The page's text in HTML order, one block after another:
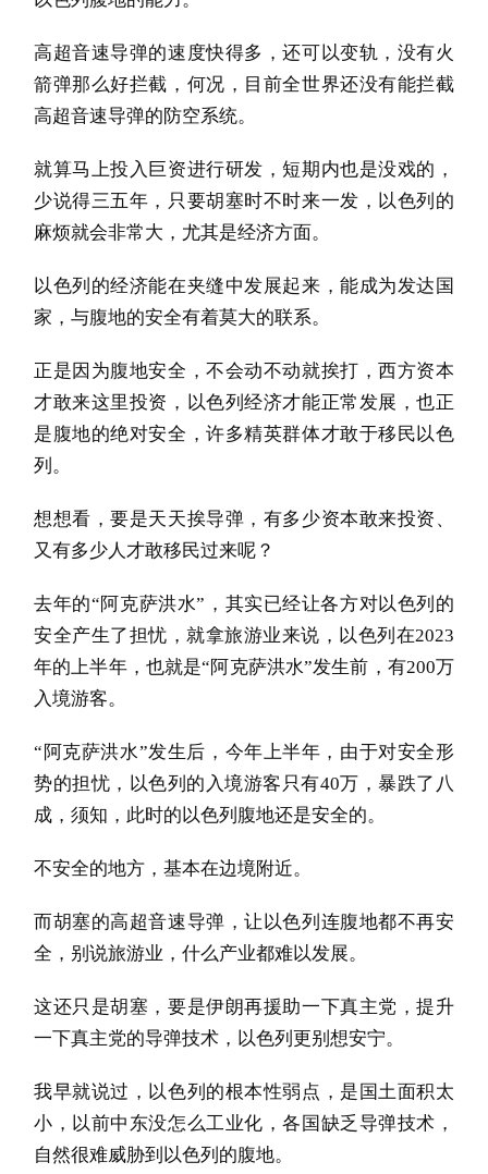
高超音速导弹的速度快得多，还可以变轨，没有火
箭弹那么好拦截，何况，目前全世界还没有能拦截
高超音速导弹的防空系统。
就算马上投入巨资进行研发，短期内也是没戏的，
少说得三五年，只要胡塞时不时来一发，以色列的
麻烦就会非常大，尤其是经济方面。
以色列的经济能在夹缝中发展起来，能成为发达国
家，与腹地的安全有着莫大的联系。
正是因为腹地安全，不会动不动就挨打，西方资本
才敢来这里投资，以色列经济才能正常发展，也正
是腹地的绝对安全，许多精英群体才敢于移民以色
列。
想想看，要是天天挨导弹，有多少资本敢来投资、
又有多少人才敢移民过来呢？
去年的“阿克萨洪水”，其实已经让各方对以色列的
安全产生了担忧，就拿旅游业来说，以色列在2023
年的上半年，也就是“阿克萨洪水”发生前，有200万
入境游客。
“阿克萨洪水”发生后，今年上半年，由于对安全形
势的担忧，以色列的入境游客只有40万，暴跌了八
成，须知，此时的以色列腹地还是安全的。
不安全的地方，基本在边境附近。
而胡塞的高超音速导弹，让以色列连腹地都不再安
全，别说旅游业，什么产业都难以发展。
这还只是胡塞，要是伊朗再援助一下真主党，提升
一下真主党的导弹技术，以色列更别想安宁。
我早就说过，以色列的根本性弱点，是国土面积太
小，以前中东没怎么工业化，各国缺乏导弹技术，
自然很难威胁到以色列的腹地。